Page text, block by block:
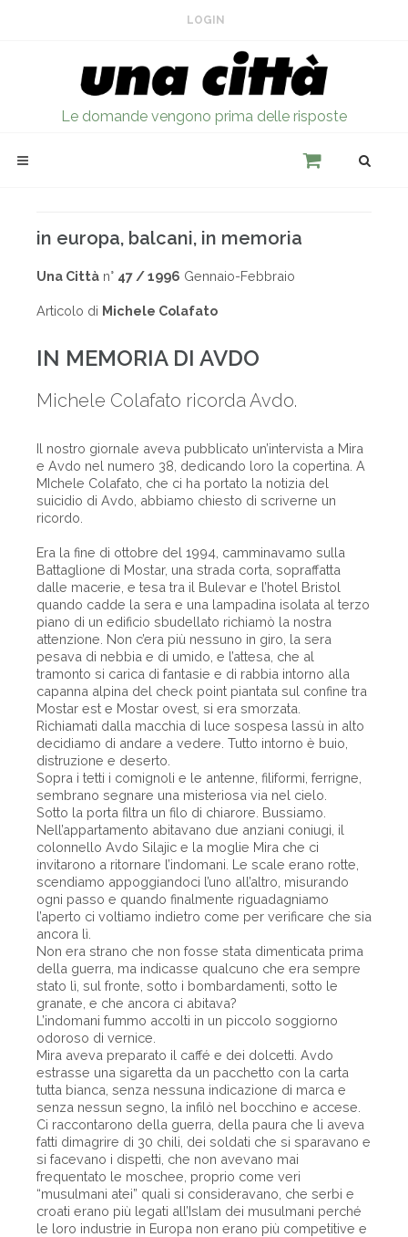
LOGIN
Le domande vengono prima delle risposte
in europa, balcani, in memoria
Una Città n° 47 / 1996 Gennaio-Febbraio
Articolo di Michele Colafato
IN MEMORIA DI AVDO
Michele Colafato ricorda Avdo.
Il nostro giornale aveva pubblicato un’intervista a Mira
e Avdo nel numero 38, dedicando loro la copertina. A
MIchele Colafato, che ci ha portato la notizia del
suicidio di Avdo, abbiamo chiesto di scriverne un
ricordo.
Era la fine di ottobre del 1994, camminavamo sulla
Battaglione di Mostar, una strada corta, sopraffatta
dalle macerie, e tesa tra il Bulevar e l’hotel Bristol
quando cadde la sera e una lampadina isolata al terzo
piano di un edificio sbudellato richiamò la nostra
attenzione. Non c’era più nessuno in giro, la sera
pesava di nebbia e di umido, e l’attesa, che al
tramonto si carica di fantasie e di rabbia intorno alla
capanna alpina del check point piantata sul confine tra
Mostar est e Mostar ovest, si era smorzata.
Richiamati dalla macchia di luce sospesa lassù in alto
decidiamo di andare a vedere. Tutto intorno è buio,
distruzione e deserto.
Sopra i tetti i comignoli e le antenne, filiformi, ferrigne,
sembrano segnare una misteriosa via nel cielo.
Sotto la porta filtra un filo di chiarore. Bussiamo.
Nell’appartamento abitavano due anziani coniugi, il
colonnello Avdo Silajic e la moglie Mira che ci
invitarono a ritornare l’indomani. Le scale erano rotte,
scendiamo appoggiandoci l’uno all’altro, misurando
ogni passo e quando finalmente riguadagniamo
l’aperto ci voltiamo indietro come per verificare che sia
ancora lì.
Non era strano che non fosse stata dimenticata prima
della guerra, ma indicasse qualcuno che era sempre
stato lì, sul fronte, sotto i bombardamenti, sotto le
granate, e che ancora ci abitava?
L’indomani fummo accolti in un piccolo soggiorno
odoroso di vernice.
Mira aveva preparato il caffé e dei dolcetti. Avdo
estrasse una sigaretta da un pacchetto con la carta
tutta bianca, senza nessuna indicazione di marca e
senza nessun segno, la infilò nel bocchino e accese.
Ci raccontarono della guerra, della paura che li aveva
fatti dimagrire di 30 chili, dei soldati che si sparavano e
si facevano i dispetti, che non avevano mai
frequentato le moschee, proprio come veri
“musulmani atei” quali si consideravano, che serbi e
croati erano più legati all’Islam dei musulmani perché
le loro industrie in Europa non erano più competitive e